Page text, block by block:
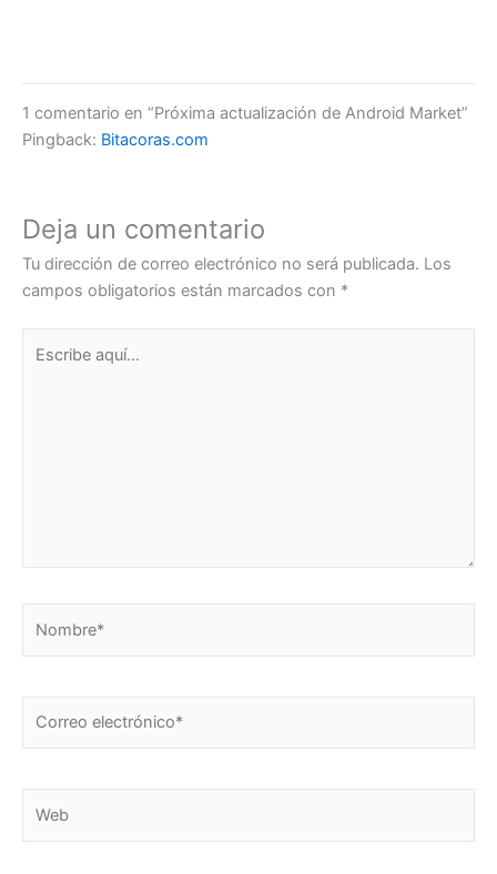
1 comentario en “Próxima actualización de Android Market”
Pingback: Bitacoras.com
Deja un comentario
Tu dirección de correo electrónico no será publicada. Los
campos obligatorios están marcados con *